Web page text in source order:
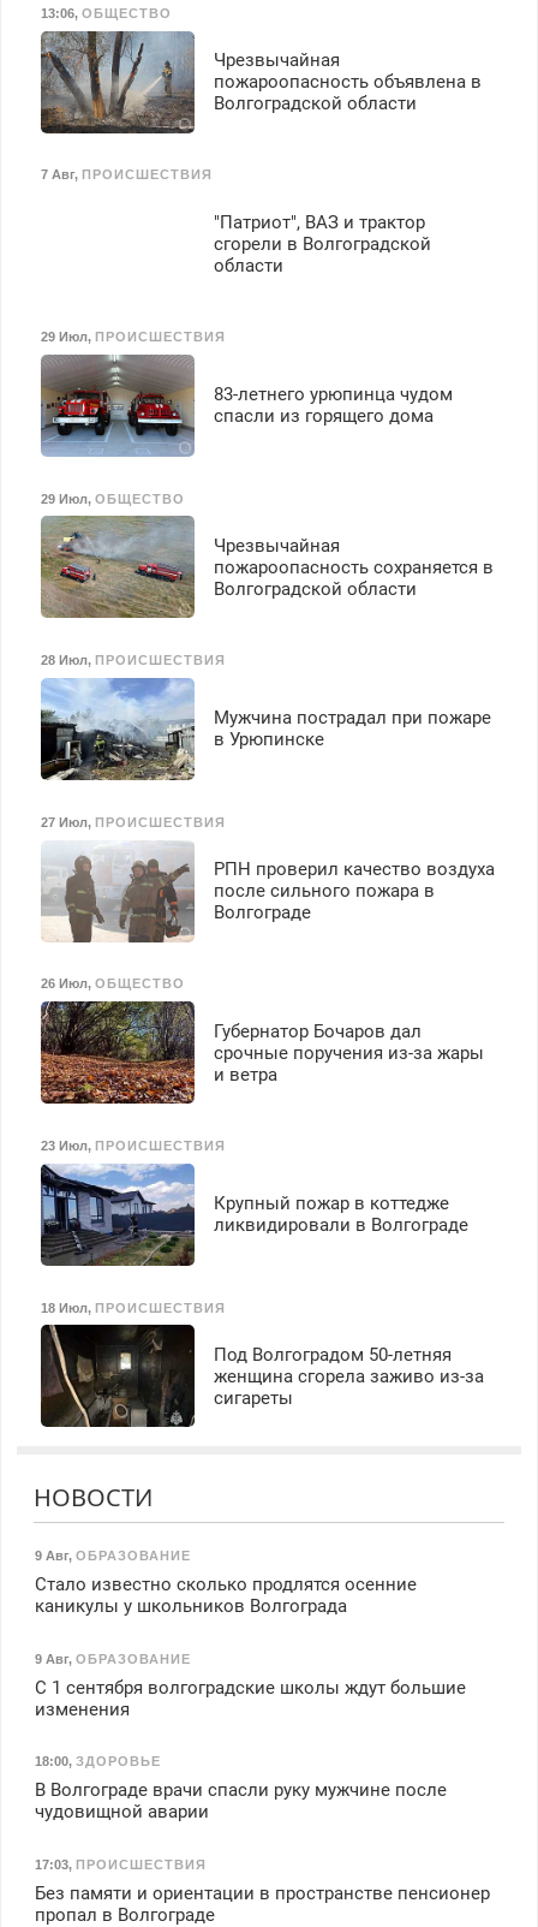
Ежемесячно
выплачивается денежная
премия. Возможно
транспортной
безопасности с з/п до
125000 руб.
13:06, ОБЩЕСТВО
Чрезвычайная
пожароопасность объявлена в
Волгоградской области
7 Авг, ПРОИСШЕСТВИЯ
"Патриот", ВАЗ и трактор
сгорели в Волгоградской
области
29 Июл, ПРОИСШЕСТВИЯ
83-летнего урюпинца чудом
спасли из горящего дома
29 Июл, ОБЩЕСТВО
Чрезвычайная
пожароопасность сохраняется в
Волгоградской области
28 Июл, ПРОИСШЕСТВИЯ
Мужчина пострадал при пожаре
в Урюпинске
27 Июл, ПРОИСШЕСТВИЯ
РПН проверил качество воздуха
после сильного пожара в
Волгограде
26 Июл, ОБЩЕСТВО
Губернатор Бочаров дал
срочные поручения из-за жары
и ветра
23 Июл, ПРОИСШЕСТВИЯ
Крупный пожар в коттедже
ликвидировали в Волгограде
18 Июл, ПРОИСШЕСТВИЯ
Под Волгоградом 50-летняя
женщина сгорела заживо из-за
сигареты
НОВОСТИ
9 Авг, ОБРАЗОВАНИЕ
Стало известно сколько продлятся осенние
каникулы у школьников Волгограда
9 Авг, ОБРАЗОВАНИЕ
С 1 сентября волгоградские школы ждут большие
изменения
18:00, ЗДОРОВЬЕ
В Волгограде врачи спасли руку мужчине после
чудовищной аварии
17:03, ПРОИСШЕСТВИЯ
Без памяти и ориентации в пространстве пенсионер
пропал в Волгограде